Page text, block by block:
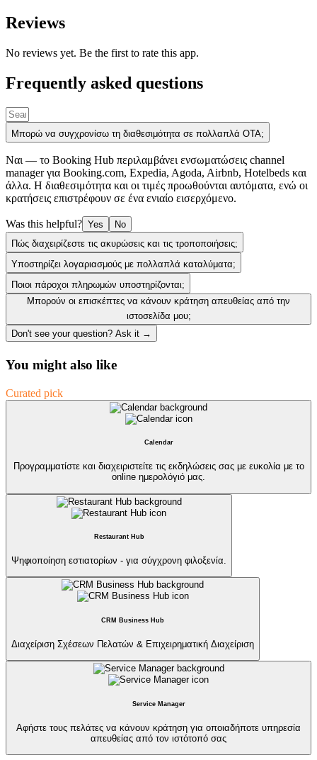
Reviews
No reviews yet. Be the first to rate this app.
Frequently asked questions
Μπορώ να συγχρονίσω τη διαθεσιμότητα σε πολλαπλά OTA;
Ναι — το Booking Hub περιλαμβάνει ενσωματώσεις channel
manager για Booking.com, Expedia, Agoda, Airbnb, Hotelbeds και
άλλα. Η διαθεσιμότητα και οι τιμές προωθούνται αυτόματα, ενώ οι
κρατήσεις επιστρέφουν σε ένα ενιαίο εισερχόμενο.
Was this helpful? Yes
No
Πώς διαχειρίζεστε τις ακυρώσεις και τις τροποποιήσεις;
Υποστηρίζει λογαριασμούς με πολλαπλά καταλύματα;
Ποιοι πάροχοι πληρωμών υποστηρίζονται;
Μπορούν οι επισκέπτες να κάνουν κράτηση απευθείας από την
ιστοσελίδα μου;
Don't see your question? Ask it →
You might also like
Curated pick
Calendar
Προγραμματίστε και διαχειριστείτε τις εκδηλώσεις σας με ευκολία με το
online ημερολόγιό μας.
Restaurant Hub
Ψηφιοποίηση εστιατορίων - για σύγχρονη φιλοξενία.
CRM Business Hub
Διαχείριση Σχέσεων Πελατών & Επιχειρηματική Διαχείριση
Service Manager
Αφήστε τους πελάτες να κάνουν κράτηση για οποιαδήποτε υπηρεσία
απευθείας από τον ιστότοπό σας